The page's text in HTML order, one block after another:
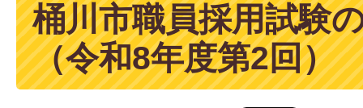
桶川市職員採用試験
（令和8年度第2回）